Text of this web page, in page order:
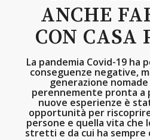
ANCHE
CON CASA
La pandemia Covid-19
conseguenze negative,
generazione
perennemente pronta a
nuove esperienze è
opportunità per
persone e quella vita che
stretti e da cui ha sempre